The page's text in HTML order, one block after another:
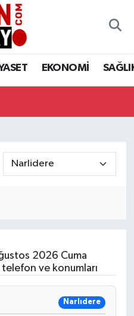
EKONOMİ
2026 Cuma
ve konumları
Narlıdere
ve Fikstür